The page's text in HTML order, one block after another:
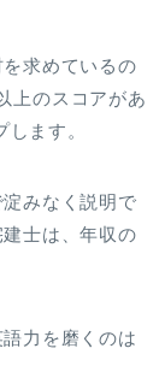
求めているの
上のスコアがあ
ます。
みなく説明で
士は、年収の
力を磨くのは